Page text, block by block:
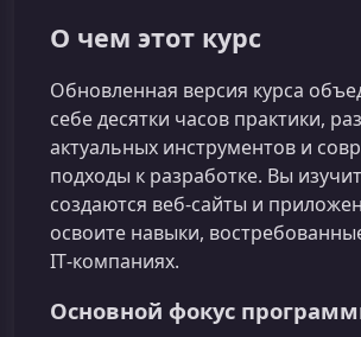
О чем этот курс
Обновленная версия курса
себе десятки часов практики,
актуальных инструментов и
подходы к разработке. Вы
создаются веб‑сайты и
освоите навыки,
IT‑компаниях.
Основной фокус